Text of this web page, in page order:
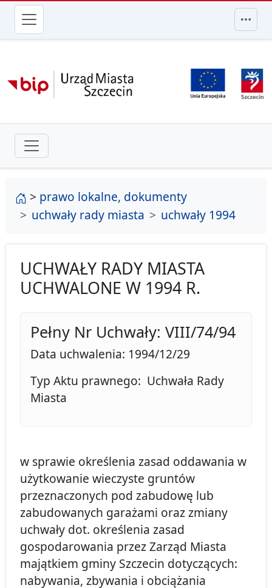
przejdź do głównego menu
strona główna
> prawo lokalne, dokumenty
uchwały rady miasta
uchwały 1994
UCHWAŁY RADY MIASTA
UCHWALONE W 1994 R.
Pełny Nr Uchwały: VIII/74/94
Data uchwalenia: 1994/12/29
Typ Aktu prawnego: Uchwała Rady
Miasta
w sprawie określenia zasad oddawania w
użytkowanie wieczyste gruntów
przeznaczonych pod zabudowę lub
zabudowanych garażami oraz zmiany
uchwały dot. określenia zasad
gospodarowania przez Zarząd Miasta
majątkiem gminy Szczecin dotyczących:
nabywania, zbywania i obciążania